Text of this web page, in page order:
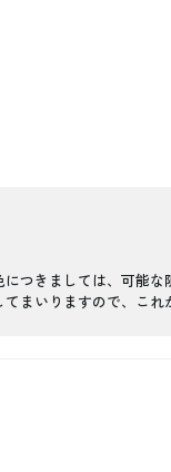
つきましては、可能
まいりますので、こ